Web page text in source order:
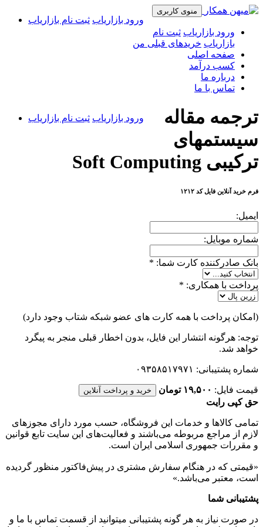
منوی کاربری
ورود بازاریاب ثبت نام بازاریاب
ورود بازاریاب ثبت نام
بازاریاب خریدهای قبلی من
صفحه اصلی
کسب درآمد
درباره ما
تماس با ما
ورود بازاریاب ثبت نام بازاریاب
ترجمه مقاله
سیستمهای
ترکیبی Soft Computing
فرم خرید آنلاین فایل کد ۱۲۱۲
ایمیل:
شماره موبایل:
بانک صادرکننده کارت شما: *
پرداخت با همکاری: *
(امکان پرداخت با همه کارت های عضو شبکه شتاب وجود دارد)
توجه: هرگونه انتشار این فایل، بدون اخطار قبلی منجر به پیگرد
خواهد شد.
شماره پشتیبانی: ۰۹۳۵۸۵۱۷۹۷۱
قیمت فایل: ۱۹,۵۰۰ تومان خرید و پرداخت آنلاین
حق کپی رایت
تمامی كالاها و خدمات اين فروشگاه، حسب مورد دارای مجوزهای
لازم از مراجع مربوطه می‌باشند و فعاليت‌های اين سايت تابع قوانين
و مقررات جمهوری اسلامی ايران است.
«قیمتی که در هنگام سفارش مشتری در پیش‌­فاکتور منظور گرديده
است، معتبر می‌باشد.»
پشتیبانی شما
در صورت نیاز به هر گونه پشتیبانی میتوانید از قسمت تماس با ما و